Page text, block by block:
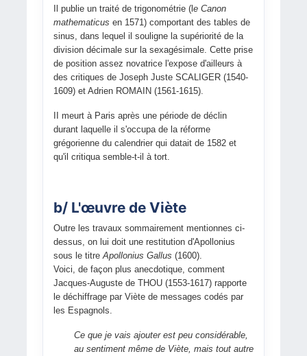
Il publie un traité de trigonométrie (l e Canon
mathematicus en 1571) comportant des tables de
sinus, dans lequel il souligne la supériorité de la
division décimale sur la sexagésimale. Cette prise
de position assez novatrice l'expose d'ailleurs à
des critiques de Joseph Juste SCALIGER (1540-
1609) et Adrien ROMAIN (1561-1615).
II meurt à Paris après une période de déclin
durant laquelle il s'occupa de la réforme
grégorienne du calendrier qui datait de 1582 et
qu'il critiqua semble-t-il à tort.
b/ L'œuvre de Viète
Outre les travaux sommairement mentionnes ci-
dessus, on lui doit une restitution d'Apollonius
sous le titre Apollonius Gallus (1600).
Voici, de façon plus anecdotique, comment
Jacques-Auguste de THOU (1553-1617) rapporte
le déchiffrage par Viète de messages codés par
les Espagnols.
Ce que je vais ajouter est peu considérable,
au sentiment même de Viète, mais tout autre